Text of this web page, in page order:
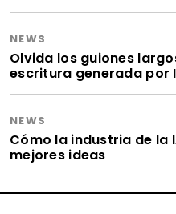
NEWS
Olvida los guiones
escritura generada por
NEWS
Cómo la industria de la
mejores ideas